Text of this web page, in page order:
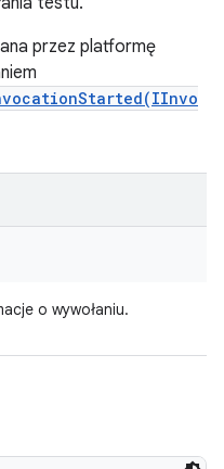
przez platformę
o wywołaniu.